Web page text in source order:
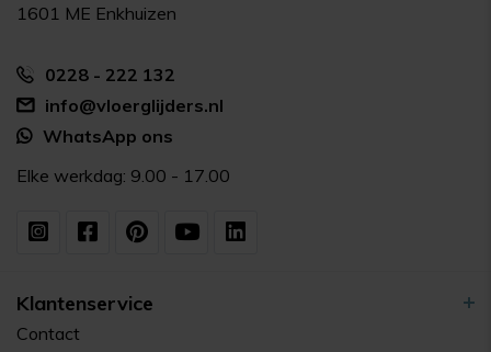
1601 ME Enkhuizen
0228 - 222 132
info@vloerglijders.nl
WhatsApp ons
Elke werkdag: 9.00 - 17.00
Klantenservice
Contact